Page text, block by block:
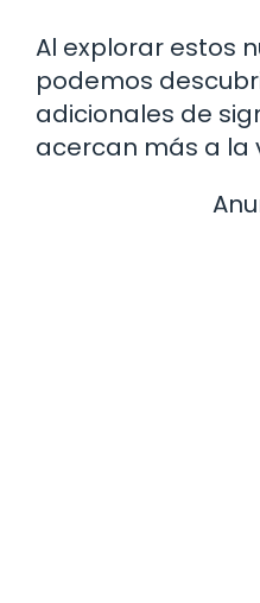
Al explorar estos
podemos
adicionales de
acercan más a la